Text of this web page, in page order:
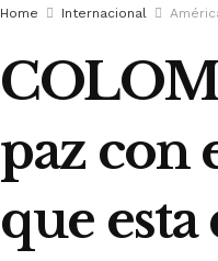
Home Internacional
paz con
que